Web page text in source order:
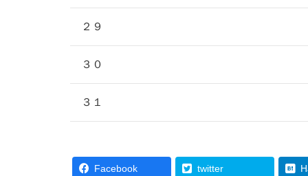
２９
３０
３１
Facebook twitter